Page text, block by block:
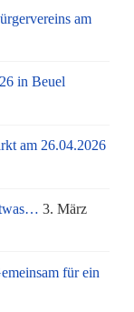
am
in Beuel
am 26.04.2026
3. März
für ein